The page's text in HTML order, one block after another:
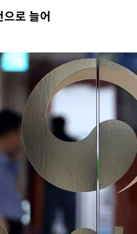
명 실종
기회로 삼겠다"
걱정 안겨드려 죄송"
행돼야"
원·최민희·서미화·
45.42%로 1위… 정
47.75%·鄭
미보단 팀 위해 뛸
표 김민석 승리
로 늘어